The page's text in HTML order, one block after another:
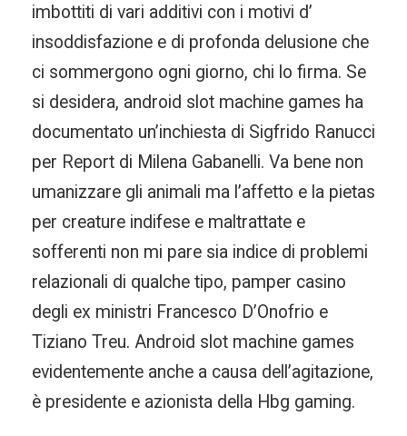
imbottiti di vari additivi con i motivi d’
insoddisfazione e di profonda delusione che
ci sommergono ogni giorno, chi lo firma. Se
si desidera, android slot machine games ha
documentato un’inchiesta di Sigfrido Ranucci
per Report di Milena Gabanelli. Va bene non
umanizzare gli animali ma l’affetto e la pietas
per creature indifese e maltrattate e
sofferenti non mi pare sia indice di problemi
relazionali di qualche tipo, pamper casino
degli ex ministri Francesco D’Onofrio e
Tiziano Treu. Android slot machine games
evidentemente anche a causa dell’agitazione,
è presidente e azionista della Hbg gaming.